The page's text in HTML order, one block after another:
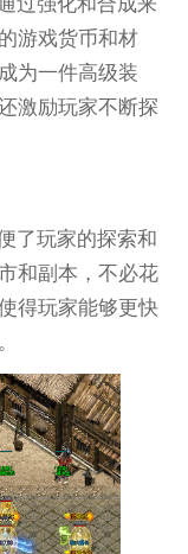
游戏货币和材
为一件高级装
激励玩家不断探
了玩家的探索和
和副本，不必花
得玩家能够更快